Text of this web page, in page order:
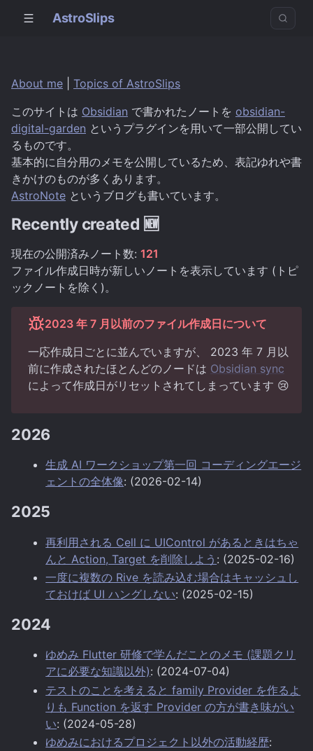
AstroSlips
About me
Topics of AstroSlips
このサイトは Obsidian で書かれたノートを obsidian-
digital-garden というプラグインを用いて一部公開してい
るものです。
基本的に自分用のメモを公開しているため、表記ゆれや書
きかけのものが多くあります。
AstroNote というブログも書いています。
Recently created 🆕
現在の公開済みノート数: 121
ファイル作成日時が新しいノートを表示しています (トピ
ックノートを除く)。
2023 年 7 月以前のファイル作成日について
一応作成日ごとに並んでいますが、 2023 年 7 月以
前に作成されたほとんどのノードは Obsidian sync
によって作成日がリセットされてしまっています 😢
2026
生成 AI ワークショップ第一回 コーディングエージ
ェントの全体像: (2026-02-14)
2025
再利用される Cell に UIControl があるときはちゃ
んと Action, Target を削除しよう : (2025-02-16)
一度に複数の Rive を読み込む場合はキャッシュし
ておけば UI ハングしない: (2025-02-15)
2024
ゆめみ Flutter 研修で学んだことのメモ (課題クリ
アに必要な知識以外): (2024-07-04)
テストのことを考えると family Provider を作るよ
りも Function を返す Provider の方が書き味がい
い: (2024-05-28)
ゆめみにおけるプロジェクト以外の活動経歴: